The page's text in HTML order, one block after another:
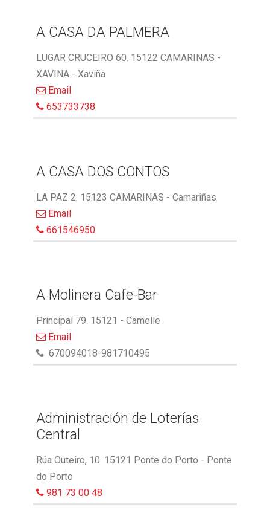
A CASA DA PALMERA
LUGAR CRUCEIRO 60. 15122 CAMARINAS -
XAVINA - Xaviña
Email
653733738
A CASA DOS CONTOS
LA PAZ 2. 15123 CAMARINAS - Camariñas
Email
661546950
A Molinera Cafe-Bar
Principal 79. 15121 - Camelle
Email
670094018-981710495
Administración de Loterías
Central
Rúa Outeiro, 10. 15121 Ponte do Porto - Ponte
do Porto
981 73 00 48